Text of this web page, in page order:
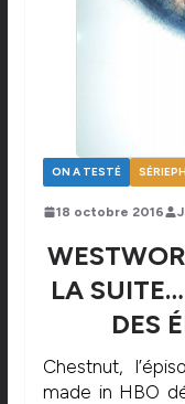
ON A TESTÉ
18 octobre 2016
LA
DES
Chestnut,
made in HBO